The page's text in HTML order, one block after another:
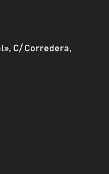
C/ Corredera,